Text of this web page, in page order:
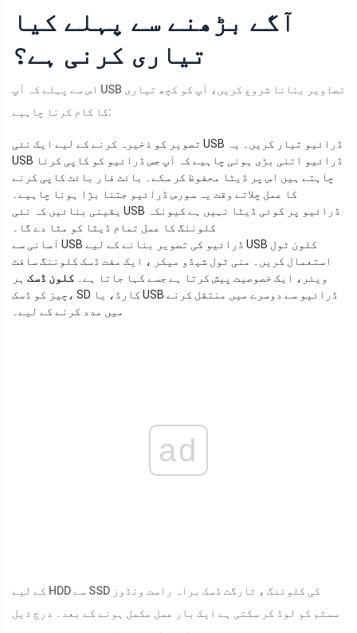
آگے بڑھنے سے پہلے کیا
تیاری کرنی ہے؟
اس سے پہلے کہ آپ USB تصاویر بنانا شروع کریں، آپ کو کچھ تیاری
کا کام کرنا چاہیے:
تصویر کو ذخیرہ کرنے کے لیے ایک نئی USB ڈرائیو تیار کریں۔ یہ
USB ڈرائیو اتنی بڑی ہونی چاہیے کہ آپ جس ڈرائیو کو کاپی کرنا
چاہتے ہیں اس پر ڈیٹا محفوظ کر سکے۔ بائٹ فار بائٹ کاپی کرنے
کا عمل چلاتے وقت یہ سورس ڈرائیو جتنا بڑا ہونا چاہیے۔
یقینی بنائیں کہ نئی USB ڈرائیو پر کوئی ڈیٹا نہیں ہے کیونکہ
کلوننگ کا عمل تمام ڈیٹا کو مٹا دے گا۔
آسانی سے USB ڈرائیو کی تصویر بنانے کے لیے USB کلون ٹول
استعمال کریں۔ منی ٹول شیڈو میکر ، ایک مفت ڈسک کلوننگ سافٹ
ویئر، ایک خصوصیت پیش کرتا ہے جسے کہا جاتا ہے۔ کلون ڈسک ہر
چیز کو ڈسک، SD کارڈ، یا USB ڈرائیو سے دوسرے میں منتقل کرنے
میں مدد کرنے کے لیے۔
ad
کے لیے HDD سے SSD کی کلوننگ ، ٹارگٹ ڈسک براہ راست ونڈوز
سسٹم کو لوڈ کر سکتی ہے ایک بار عمل مکمل ہونے کے بعد۔ درج ذیل